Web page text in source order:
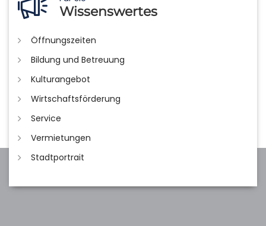
Wissenswertes
Öffnungszeiten
Bildung und Betreuung
Kulturangebot
Wirtschaftsförderung
Service
Vermietungen
Stadtportrait